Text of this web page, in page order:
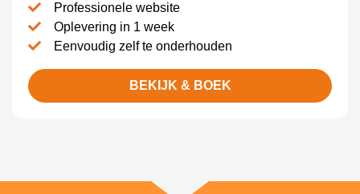
Professionele website
Oplevering in 1 week
Eenvoudig zelf te onderhouden
BEKIJK & BOEK